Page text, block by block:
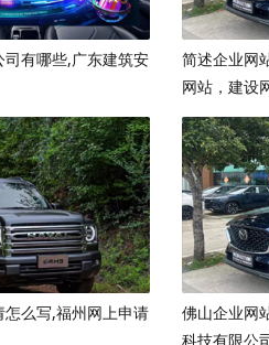
有哪些,广东建筑安
简述企业网
网站，建设
么写,福州网上申请
佛山企业网
科技有限公